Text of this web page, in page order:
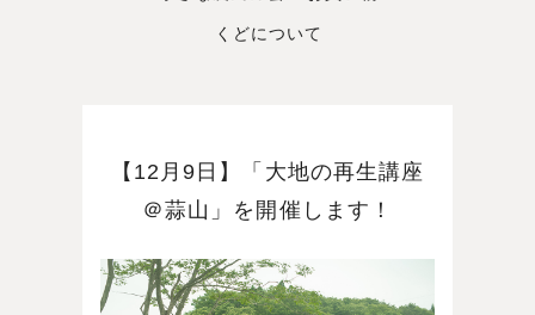
くどについて
【12月9日】「大地の再生講座
＠蒜山」を開催します！